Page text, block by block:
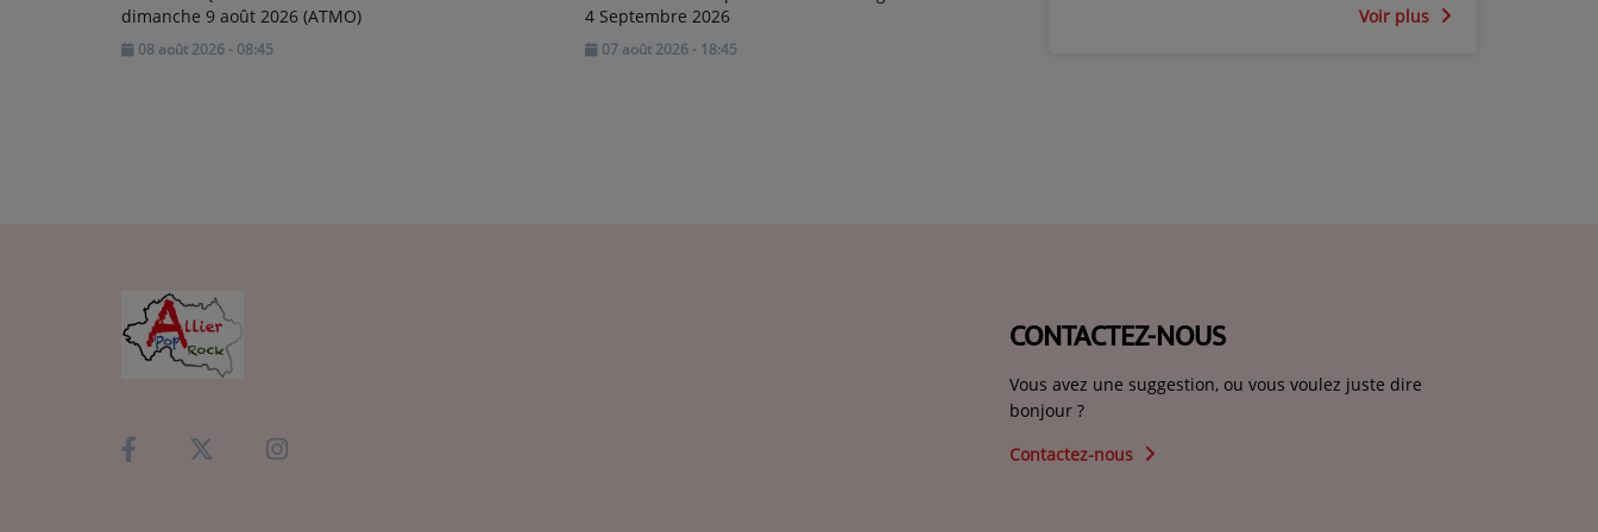
dimanche 9 août 2026 (ATMO)
08 août 2026 - 08:45
4 Septembre 2026
07 août 2026 - 18:45
Voir plus
CONTACTEZ-NOUS
Vous avez une suggestion, ou vous voulez juste dire
bonjour ?
Contactez-nous